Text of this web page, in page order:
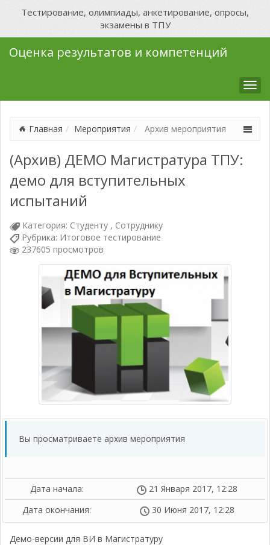
Тестирование, олимпиады, анкетирование, опросы,
экзамены в ТПУ
Оценка результатов и компетенций
Главная Мероприятия Архив мероприятия
(Архив) ДЕМО Магистратура ТПУ:
демо для вступительных
испытаний
Категория: Студенту , Сотруднику
Рубрика: Итоговое тестирование
237605 просмотров
Вы просматриваете архив мероприятия
Дата начала:
21 Января 2017, 12:28
Дата окончания:
30 Июня 2017, 12:28
Демо-версии для ВИ в Магистратуру